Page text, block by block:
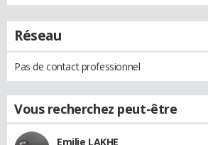
Réseau
Pas de contact professionnel
Vous recherchez peut-être
Emilie LAKHE